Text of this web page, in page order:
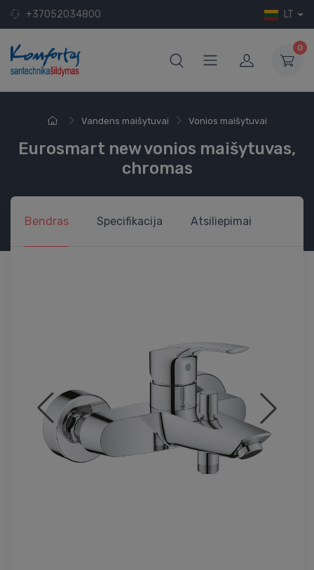
+37052034800 LT
0
Vandens maišytuvai Vonios maišytuvai
Eurosmart new vonios maišytuvas,
chromas
Bendras Specifikacija Atsiliepimai